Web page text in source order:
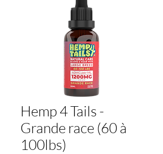
Hemp 4 Tails -
Grande race (60 à
100lbs)